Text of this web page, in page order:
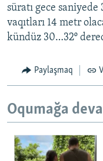
süratı gece
vaqıtları 14 metr
kündüz 30…32º
Paylaşmaq
Oqumağa